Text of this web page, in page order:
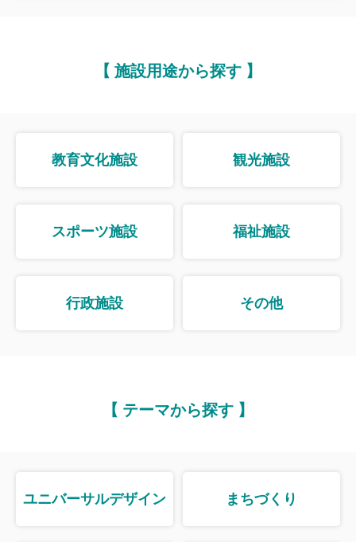
【 施設用途から探す 】
教育文化施設 観光施設
スポーツ施設 福祉施設
行政施設 その他
【 テーマから探す 】
ユニバーサルデザイン まちづくり